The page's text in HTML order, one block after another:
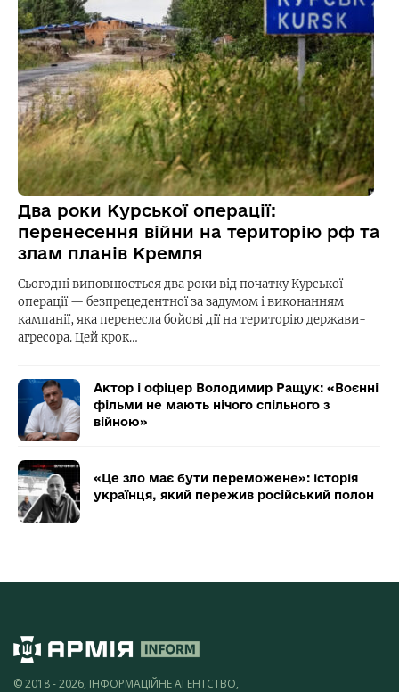
Два роки Курської операції:
перенесення війни на територію рф та
злам планів Кремля
Сьогодні виповнюється два роки від початку Курської
операції — безпрецедентної за задумом і виконанням
кампанії, яка перенесла бойові дії на територію держави-
агресора. Цей крок…
Актор і офіцер Володимир Ращук: «Воєнні
фільми не мають нічого спільного з
війною»
«Це зло має бути переможене»: історія
українця, який пережив російський полон
© 2018 - 2026, ІНФОРМАЦІЙНЕ АГЕНТСТВО,